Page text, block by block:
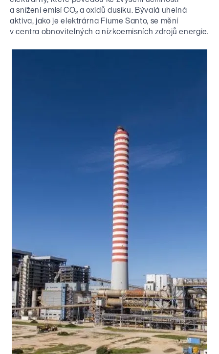
a snížení emisí CO₂ a oxidů dusíku. Bývalá uhelná
aktiva, jako je elektrárna Fiume Santo, se mění
v centra obnovitelných a nízkoemisních zdrojů energie.